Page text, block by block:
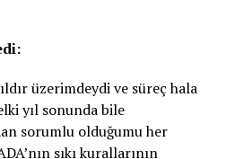
üzerimdeydi ve süreç hala
yıl sonunda bile
sorumlu olduğumu her
sıkı kurallarının